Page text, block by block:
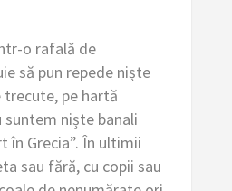
o rafală de
să pun repede niște
trecute, pe hartă
suntem niște banali
în Grecia”. În ultimii
sau fără, cu copii sau